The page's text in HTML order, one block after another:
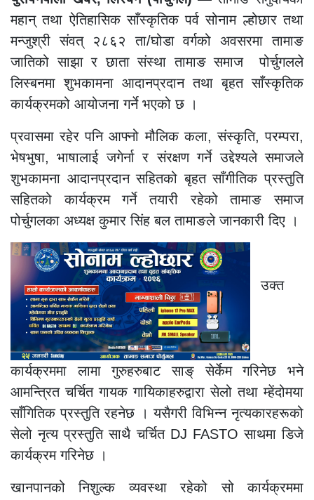
महान् तथा ऐतिहासिक साँस्कृतिक पर्व सोनाम ल्होछार तथा
मन्जुश्री संवत् २८६२ ता/घोडा वर्गको अवसरमा तामाङ
जातिको साझा र छाता संस्था तामाङ समाज पोर्चुगलले
लिस्बनमा शुभकामना आदानप्रदान तथा बृहत साँस्कृतिक
कार्यक्रमको आयोजना गर्ने भएको छ ।
प्रवासमा रहेर पनि आफ्नो मौलिक कला, संस्कृति, परम्परा,
भेषभुषा, भाषालाई जगेर्ना र संरक्षण गर्ने उद्देश्यले समाजले
शुभकामना आदानप्रदान सहितको बृहत साँगीतिक प्रस्तुति
सहितको कार्यक्रम गर्ने तयारी रहेको तामाङ समाज
पोर्चुगलका अध्यक्ष कुमार सिंह बल तामाङले जानकारी दिए ।
उक्त
कार्यक्रममा लामा गुरुहरुबाट साङ्‌ सेर्केम गरिनेछ भने
आमन्त्रित चर्चित गायक गायिकाहरुद्वारा सेलो तथा म्हेंदोमया
साँगितिक प्रस्तुति रहनेछ । यसैगरी विभिन्न नृत्यकारहरूको
सेलो नृत्य प्रस्तुति साथै चर्चित DJ FASTO साथमा डिजे
कार्यक्रम गरिनेछ ।
खानपानको निशुल्क व्यवस्था रहेको सो कार्यक्रममा